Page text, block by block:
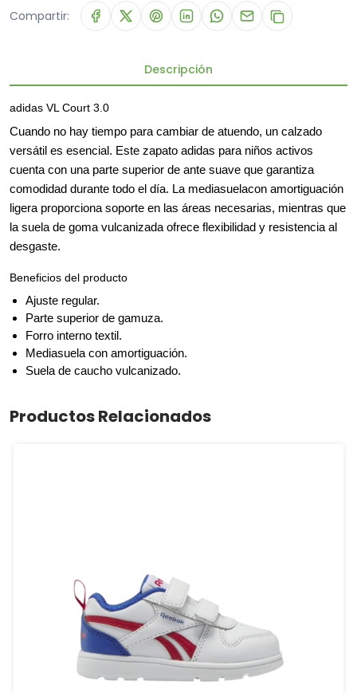
Compartir:
Descripción
adidas VL Court 3.0
Cuando no hay tiempo para cambiar de atuendo, un calzado
versátil es esencial. Este zapato adidas para niños activos
cuenta con una parte superior de ante suave que garantiza
comodidad durante todo el día. La mediasuelacon amortiguación
ligera proporciona soporte en las áreas necesarias, mientras que
la suela de goma vulcanizada ofrece flexibilidad y resistencia al
desgaste.
Beneficios del producto
Ajuste regular.
Parte superior de gamuza.
Forro interno textil.
Mediasuela con amortiguación.
Suela de caucho vulcanizado.
Productos Relacionados